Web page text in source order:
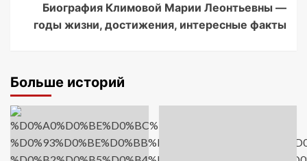
Биография Климовой Марии Леонтьевны —
годы жизни, достижения, интересные факты
Больше историй